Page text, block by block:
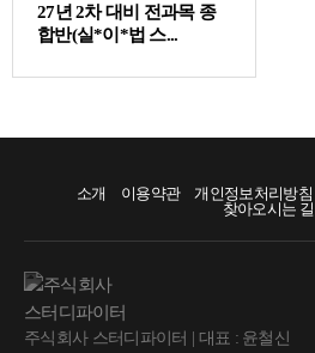
88분
23. [경제학][기본강의] 19. 제9장
55분
70분
27년 2차 대비 전과목 종
합반(실*이*법 스...
소개 이용약관 개인정보처리방침
찾아오시는 길
주식회사 스터디파이터 | 대표 : 윤철신